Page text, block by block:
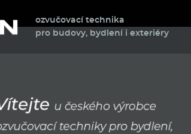
ozvučovací technika
pro budovy, bydlení i exteriéry